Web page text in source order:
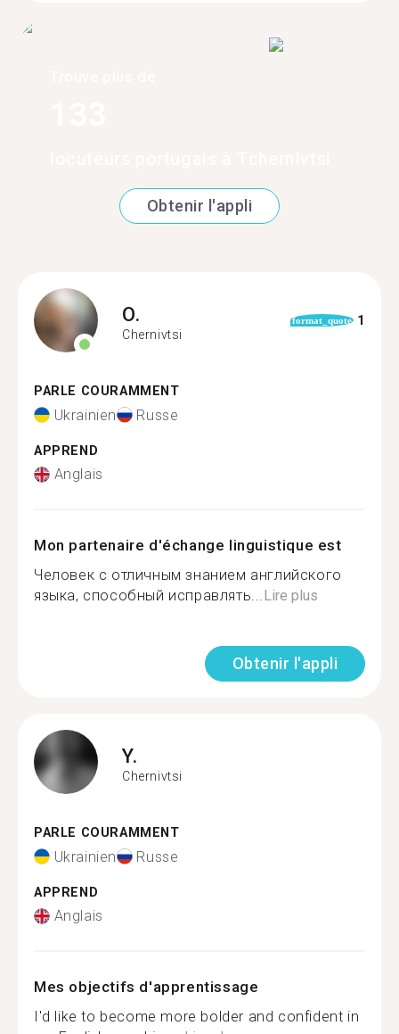
Obtenir l'appli
O.
Chernivtsi
format_quote 1
PARLE COURAMMENT
Ukrainien Russe
APPREND
Anglais
Mon partenaire d'échange linguistique est
Человек с отличным знанием английского
языка, способный исправлять...Lire plus
Obtenir l'appli
Y.
Chernivtsi
PARLE COURAMMENT
Ukrainien Russe
APPREND
Anglais
Mes objectifs d'apprentissage
I'd like to become more bolder and confident in